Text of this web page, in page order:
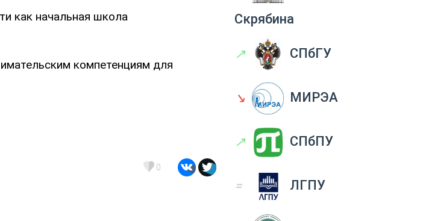
как начальная школа
компетенциям для
0
Скрябина
↗ СПбГУ
↘ МИРЭА
↗ СПбПУ
= ЛГПУ